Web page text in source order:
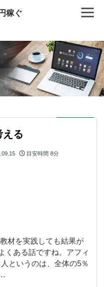
稼ぐ
る
目安時間 8分
材を実践しても結果が
くある話ですね。アフィ
というのは、全体の5％